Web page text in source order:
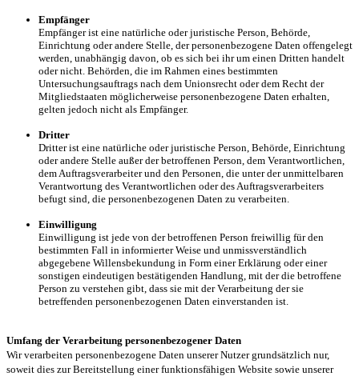
Empfänger
Empfänger ist eine natürliche oder juristische Person, Behörde,
Einrichtung oder andere Stelle, der personenbezogene Daten offengelegt
werden, unabhängig davon, ob es sich bei ihr um einen Dritten handelt
oder nicht. Behörden, die im Rahmen eines bestimmten
Untersuchungsauftrags nach dem Unionsrecht oder dem Recht der
Mitgliedstaaten möglicherweise personenbezogene Daten erhalten,
gelten jedoch nicht als Empfänger.
Dritter
Dritter ist eine natürliche oder juristische Person, Behörde, Einrichtung
oder andere Stelle außer der betroffenen Person, dem Verantwortlichen,
dem Auftragsverarbeiter und den Personen, die unter der unmittelbaren
Verantwortung des Verantwortlichen oder des Auftragsverarbeiters
befugt sind, die personenbezogenen Daten zu verarbeiten.
Einwilligung
Einwilligung ist jede von der betroffenen Person freiwillig für den
bestimmten Fall in informierter Weise und unmissverständlich
abgegebene Willensbekundung in Form einer Erklärung oder einer
sonstigen eindeutigen bestätigenden Handlung, mit der die betroffene
Person zu verstehen gibt, dass sie mit der Verarbeitung der sie
betreffenden personenbezogenen Daten einverstanden ist.
Umfang der Verarbeitung personenbezogener Daten
Wir verarbeiten personenbezogene Daten unserer Nutzer grundsätzlich nur,
soweit dies zur Bereitstellung einer funktionsfähigen Website sowie unserer